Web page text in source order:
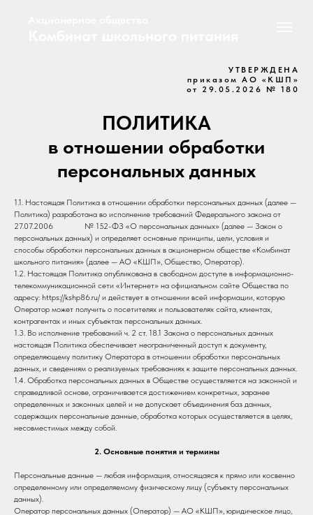
УТВЕРЖДЕНА
приказом АО «КШП»
от 29.05.2026 № 180
ПОЛИТИКА
в отношении обработки
персональных данных
1.1. Настоящая Политика в отношении обработки персональных данных (далее —
Политика) разработана во исполнение требований Федерального закона от
27.07.2006 № 152-ФЗ «О персональных данных» (далее — Закон о
персональных данных) и определяет основные принципы, цели, условия и
способы обработки персональных данных в акционерном обществе «Комбинат
школьного питания» (далее — АО «КШП», Общество, Оператор).
1.2. Настоящая Политика опубликована в свободном доступе в информационно-
телекоммуникационной сети «Интернет» на официальном сайте Общества по
адресу: https://kshp86.ru/ и действует в отношении всей информации, которую
Оператор может получить о посетителях и пользователях сайта, клиентах,
контрагентах и иных субъектах персональных данных.
1.3. Во исполнение требований ч. 2 ст. 18.1 Закона о персональных данных
настоящая Политика обеспечивает неограниченный доступ к документу,
определяющему политику Оператора в отношении обработки персональных
данных, и сведениям о реализуемых требованиях к защите персональных данных.
1.4. Обработка персональных данных в Обществе осуществляется на законной и
справедливой основе, ограничивается достижением конкретных, заранее
определенных и законных целей и не допускает объединения баз данных,
содержащих персональные данные, обработка которых осуществляется в целях,
несовместимых между собой.
2. Основные понятия и термины
Персональные данные — любая информация, относящаяся к прямо или косвенно
определенному или определяемому физическому лицу (субъекту персональных
данных).
Оператор персональных данных (Оператор) — АО «КШП», юридическое лицо,